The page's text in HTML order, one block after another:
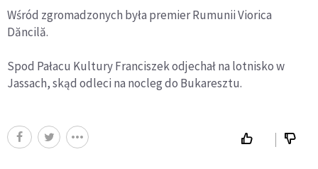
Wśród zgromadzonych była premier Rumunii Viorica
Dăncilă.
Spod Pałacu Kultury Franciszek odjechał na lotnisko w
Jassach, skąd odleci na nocleg do Bukaresztu.